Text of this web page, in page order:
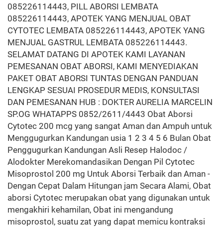
085226114443, PILL ABORSI LEMBATA
085226114443, APOTEK YANG MENJUAL OBAT
CYTOTEC LEMBATA 085226114443, APOTEK YANG
MENJUAL GASTRUL LEMBATA 085226114443.
SELAMAT DATANG DI APOTEK KAMI LAYANAN
PEMESANAN OBAT ABORSI, KAMI MENYEDIAKAN
PAKET OBAT ABORSI TUNTAS DENGAN PANDUAN
LENGKAP SESUAI PROSEDUR MEDIS, KONSULTASI
DAN PEMESANAN HUB : DOKTER AURELIA MARCELIN
SP.OG WHATAPPS 0852/2611/4443 Obat Aborsi
Cytotec 200 mcg yang sangat Aman dan Ampuh untuk
Menggugurkan Kandungan usia 1 2 3 4 5 6 Bulan Obat
Penggugurkan Kandungan Asli Resep Halodoc /
Alodokter Merekomandasikan Dengan Pil Cytotec
Misoprostol 200 mg Untuk Aborsi Terbaik dan Aman -
Dengan Cepat Dalam Hitungan jam Secara Alami, Obat
aborsi Cytotec merupakan obat yang digunakan untuk
mengakhiri kehamilan, Obat ini mengandung
misoprostol, suatu zat yang dapat memicu kontraksi